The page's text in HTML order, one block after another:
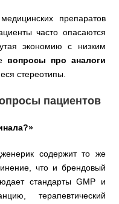
препаратов
часто опасаются
экономию с низким
вопросы про аналоги
стереотипы.
пациентов
содержит то же
что и брендовый
стандарты GMP и
терапевтический